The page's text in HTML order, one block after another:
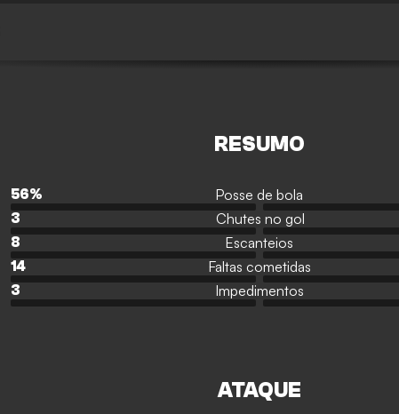
RESUMO
56% Posse de bola
3
Chutes no gol
8
Escanteios
14
Faltas cometidas
3
Impedimentos
ATAQUE